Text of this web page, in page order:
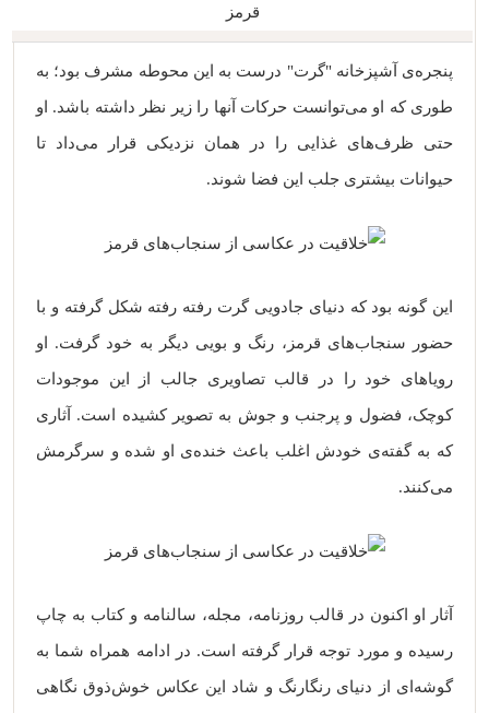
پنجره‌ی آشپزخانه "گرت" درست به این محوطه مشرف بود؛ به
طوری که او می‌توانست حرکات آنها را زیر نظر داشته باشد. او
حتی ظرف‌های غذایی را در همان نزدیکی قرار می‌داد تا
حیوانات بیشتری جلب این فضا شوند.
این گونه بود که دنیای جادویی گرت رفته رفته شکل گرفته و با
حضور سنجاب‌های قرمز، رنگ و بویی دیگر به خود گرفت. او
رویاهای خود را در قالب تصاویری جالب از این موجودات
کوچک، فضول و پرجنب و جوش به تصویر کشیده است. آثاری
که به گفته‌ی خودش اغلب باعث خنده‌ی او شده و سرگرمش
می‌کنند.
آثار او اکنون در قالب روزنامه، مجله، سالنامه و کتاب به چاپ
رسیده و مورد توجه قرار گرفته است. در ادامه همراه شما به
گوشه‌ای از دنیای رنگارنگ و شاد این عکاس خوش‌ذوق نگاهی